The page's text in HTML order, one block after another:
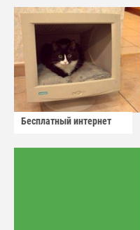
Бесплатный интернет